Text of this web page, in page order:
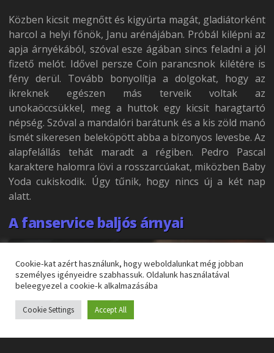
Közben kicsit megnőtt és kigyúrta magát, gladiátorként
harcol a helyi főnök, Janu arénájában. Próbál kilépni az
apja árnyékából, szóval esze ágában sincs feladni a jól
fizető melót. Idővel persze Coin parancsnok kilétére is
fény derül. Tovább bonyolítja a dolgokat, hogy az
ikreknek egészen más terveik voltak az
unokaöccsükkel, meg a huttok egy kicsit haragtartó
népség. Szóval a mandalóri barátunk és a kis zöld manó
ismét sikeresen beleköpött abba a bizonyos levesbe. Az
alapfelállás tehát maradt a régiben. Pedro Pascal
karaktere halomra lövi a rosszarcúakat, miközben Baby
Yoda cukiskodik. Úgy tűnik, hogy nincs új a két nap
alatt.
A fanservice baljós árnyai
Cookie-kat azért használunk, hogy weboldalunkat még jobban
személyes igényeidre szabhassuk. Oldalunk használatával
beleegyezel a cookie-k alkalmazásába
Cookie Settings Accept All